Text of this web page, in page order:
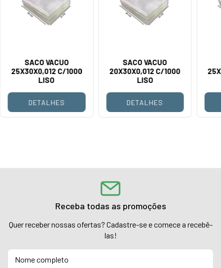
SACO VACUO
25X30X0,012 C/1000
LISO
DETALHES
SACO VACUO
20X30X0,012 C/1000
LISO
DETALHES
Receba todas as promoções
Quer receber nossas ofertas? Cadastre-se e comece a recebê-
las!